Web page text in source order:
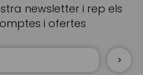
newsletter i rep els
i ofertes